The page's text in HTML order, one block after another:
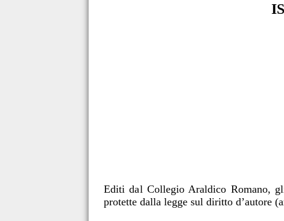
Editi dal Collegio Araldico Romano,
protette dalla legge sul diritto d’autore